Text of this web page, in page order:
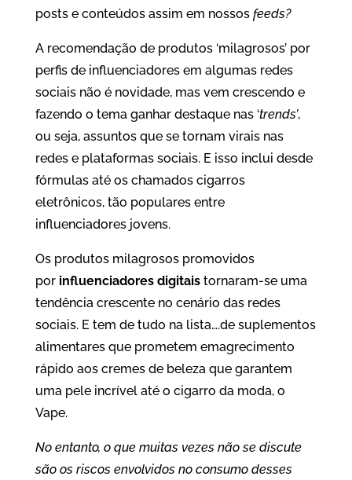
posts e conteúdos assim em nossos feeds?
A recomendação de produtos ‘milagrosos’ por
perfis de influenciadores em algumas redes
sociais não é novidade, mas vem crescendo e
fazendo o tema ganhar destaque nas ‘trends’,
ou seja, assuntos que se tornam virais nas
redes e plataformas sociais. E isso inclui desde
fórmulas até os chamados cigarros
eletrônicos, tão populares entre
influenciadores jovens.
Os produtos milagrosos promovidos
por influenciadores digitaistornaram-se uma
tendência crescente no cenário das redes
sociais. E tem de tudo na lista….de suplementos
alimentares que prometem emagrecimento
rápido aos cremes de beleza que garantem
uma pele incrível até o cigarro da moda, o
Vape.
No entanto, o que muitas vezes não se discute
são os riscos envolvidos no consumo desses